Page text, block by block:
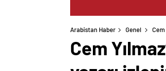
Arabistan Haber Genel Cem
Cem